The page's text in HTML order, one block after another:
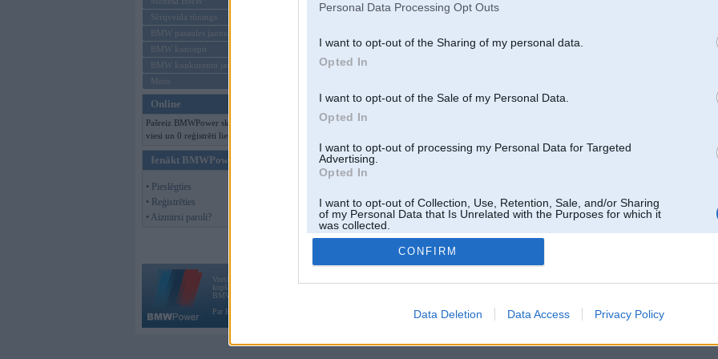
Personal Data Processing Opt Outs
I want to opt-out of the Sharing of my personal data.
Opted In
I want to opt-out of the Sale of my Personal Data.
Opted In
I want to opt-out of processing my Personal Data for Targeted
Advertising.
Opted In
I want to opt-out of Collection, Use, Retention, Sale, and/or Sharing
of my Personal Data that Is Unrelated with the Purposes for which it
was collected.
Opted Out
CONFIRM
Data Deletion Data Access Privacy Policy
Sērijveida tūnings
BMW pasaules jaunumi
BMW koncepti
BMW konkurentu jaunumi
Moto
Online
Pašreiz BMWPower skatās 100
viesi un 0 reģistrēti lietotāji.
Ienākt BMWPower
• Pieslēgties
• Reģistrēties
• Aizmirsi paroli?
Vortāls BMWPower.lv darbojas
kopš 2002. gada 14. maija. Tas nav auto klubs un nav saistīts ar
BMW AG.
Par BMWPower